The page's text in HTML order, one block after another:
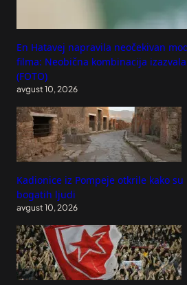
En Hatavej napravila neočekivan
filma: Neobična kombinacija
(FOTO)
avgust 10, 2026
Kadionice iz Pompeje otkrile kako
bogatih ljudi
avgust 10, 2026